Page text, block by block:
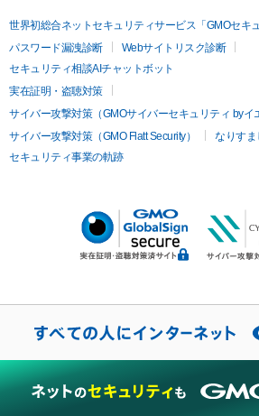
世界初総合ネットセキュリティサービス「GMOセキ
パスワード漏洩診断
Webサイトリスク診断
セキュリティ相談AIチャットボット
実在証明・盗聴対策
サイバー攻撃対策（GMOサイバーセキュリティ byイ
サイバー攻撃対策（GMO Flatt Security）
なりすま
セキュリティ事業の軌跡